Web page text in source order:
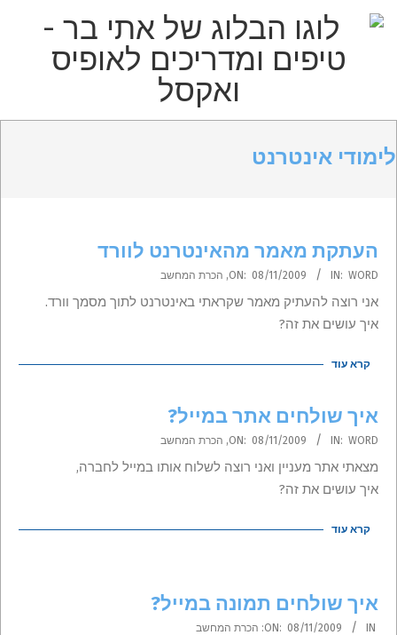
הבלוג
של
–
טיפים
ומדריכים
לאופיס
Navigation
Navigation
לימודי אינטרנט
העתקת מאמר מהאינטרנט לוורד
2009-
11-
08
ON: 08/11/2009 IN: WORD
, הכרת המחשב
אני רוצה להעתיק מאמר שקראתי באינטרנט לתוך מסמך וורד.
איך עושים את זה?
קרא עוד
איך שולחים אתר במייל?
2009-
11-
08
ON: 08/11/2009 IN: WORD
, הכרת המחשב
מצאתי אתר מעניין ואני רוצה לשלוח אותו במייל לחברה,
איך עושים את זה?
קרא עוד
איך שולחים תמונה במייל?
2009-
ON: 08/11/2009 IN: הכרת המחשב